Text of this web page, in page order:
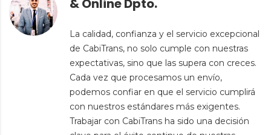
La calidad, confianza y el servicio excepcional
de CabiTrans, no solo cumple con nuestras
expectativas, sino que las supera con creces.
Cada vez que procesamos un envío,
podemos confiar en que el servicio cumplirá
con nuestros estándares más exigentes.
Trabajar con CabiTrans ha sido una decisión